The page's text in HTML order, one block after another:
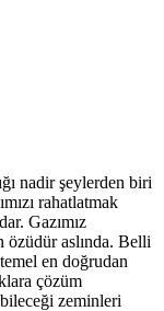
nadir şeylerden biri
rahatlatmak
Gazımız
özüdür aslında. Belli
en doğrudan
çözüm
zeminleri